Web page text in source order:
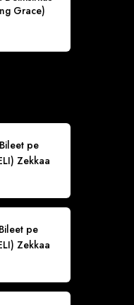
Grace)
pe
Zekkaa
pe
Zekkaa